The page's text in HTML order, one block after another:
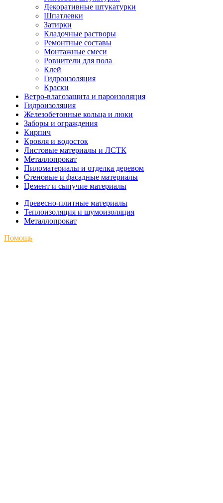
Декоративные штукатурки
Шпатлевки
Затирки
Кладочные растворы
Ремонтные составы
Монтажные смеси
Ровнители для пола
Клей
Гидроизоляция
Краски
Ветро-влагозащита и пароизоляция
Гидроизоляция
Железобетонные кольца и люки
Заборы и ограждения
Кирпич
Кровля и водосток
Листовые материалы и ЛСТК
Металлопрокат
Пиломатериалы и отделка деревом
Стеновые и фасадные материалы
Цемент и сыпучие материалы
Древесно-плитные материалы
Теплоизоляция и шумоизоляция
Металлопрокат
Помощь